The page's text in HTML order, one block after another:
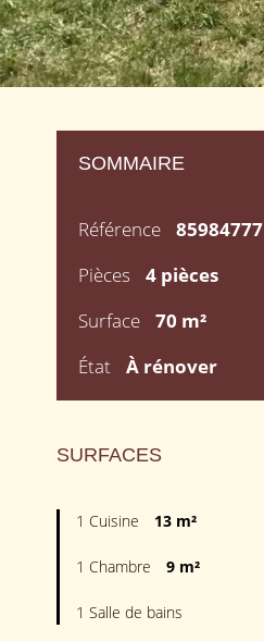
SOMMAIRE
Référence
85984777
Pièces
4 pièces
Surface
70 m²
État
À rénover
SURFACES
1 Cuisine 13 m²
1 Chambre 9 m²
1 Salle de bains